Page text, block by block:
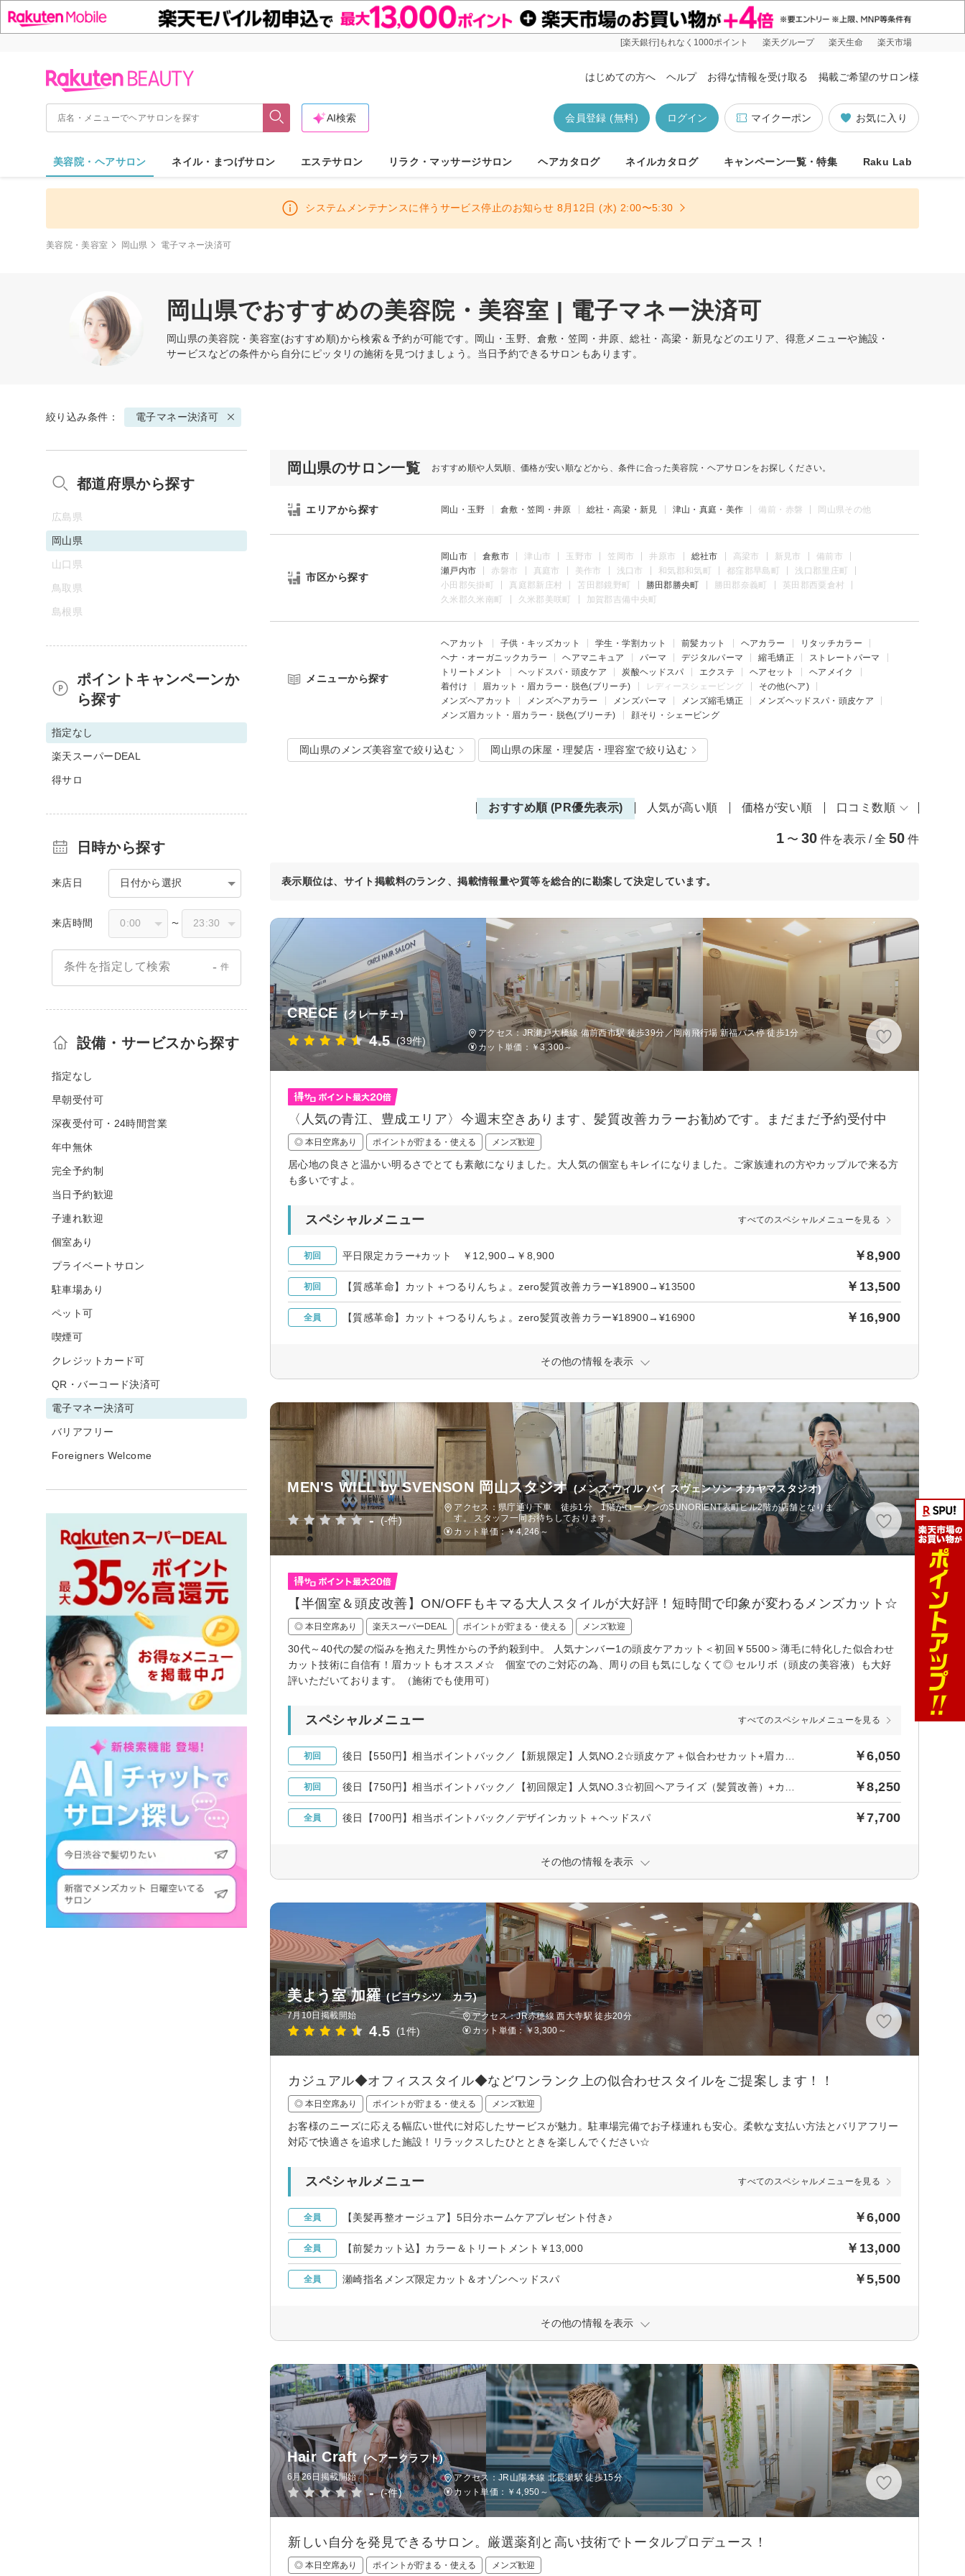
[楽天銀行]もれなく1000ポイント 楽天グループ 楽天生命 楽天市場
はじめての方へ ヘルプ お得な情報を受け取る 掲載ご希望のサロン様
お気に入り
マイクーポン
ログイン
会員登録 (無料)
AI検索
美容院・ヘアサロン ネイル・まつげサロン エステサロン リラク・マッサージサロン ヘアカタログ ネイルカタログ キャンペーン一覧・特集 Raku Lab
システムメンテナンスに伴うサービス停止のお知らせ 8月12日 (水) 2:00〜5:30
美容院・美容室 岡山県 電子マネー決済可
岡山県でおすすめの美容院・美容室 | 電子マネー決済可
岡山県の美容院・美容室(おすすめ順)から検索＆予約が可能です。岡山・玉野、倉敷・笠岡・井原、総社・高梁・新見などのエリア、得意メニューや施設・
サービスなどの条件から自分にピッタリの施術を見つけましょう。当日予約できるサロンもあります。
絞り込み条件： 電子マネー決済可
岡山県のサロン一覧 おすすめ順や人気順、価格が安い順などから、条件に合った美容院・ヘアサロンをお探しください。
エリアから探す 岡山・玉野 倉敷・笠岡・井原 総社・高梁・新見 津山・真庭・美作 備前・赤磐 岡山県その他
市区から探す
岡山市 倉敷市 津山市 玉野市 笠岡市 井原市 総社市 高梁市 新見市
備前市
瀬戸内市
赤磐市 真庭市 美作市 浅口市 和気郡和気町 都窪郡早島町
浅口郡里庄町
小田郡矢掛町
真庭郡新庄村 苫田郡鏡野町 勝田郡勝央町 勝田郡奈義町
英田郡西粟倉村
久米郡久米南町
久米郡美咲町 加賀郡吉備中央町
メニューから探す
ヘアカット 子供・キッズカット 学生・学割カット 前髪カット ヘアカラー
リタッチカラー
ヘナ・オーガニックカラー
ヘアマニキュア パーマ デジタルパーマ 縮毛矯正
ストレートパーマ
トリートメント
ヘッドスパ・頭皮ケア 炭酸ヘッドスパ エクステ ヘアセット
ヘアメイク
着付け
眉カット・眉カラー・脱色(ブリーチ) レディースシェービング
その他(ヘア)
メンズヘアカット
メンズヘアカラー メンズパーマ メンズ縮毛矯正
メンズヘッドスパ・頭皮ケア
メンズ眉カット・眉カラー・脱色(ブリーチ)
顔そり・シェービング
岡山県のメンズ美容室で絞り込む 岡山県の床屋・理髪店・理容室で絞り込む
おすすめ順 (PR優先表示) 人気が高い順 価格が安い順 口コミ数順
1 〜 30 件を表示 / 全 50 件
表示順位は、サイト掲載料のランク、掲載情報量や質等を総合的に勘案して決定しています。
CRECE (クレーチェ)
4.5 (39件)
アクセス：JR瀬戸大橋線 備前西市駅 徒歩39分／岡南飛行場 新福バス停 徒歩1分
カット単価： ￥3,300～
〈人気の青江、豊成エリア〉今週末空きあります、髪質改善カラーお勧めです。まだまだ予約受付中
◎ 本日空席あり ポイントが貯まる・使える メンズ歓迎
居心地の良さと温かい明るさでとても素敵になりました。大人気の個室もキレイになりました。ご家族連れの方やカップルで来る方
も多いですよ。
スペシャルメニュー すべてのスペシャルメニューを見る
初回 平日限定カラー+カット ￥12,900→￥8,900 ￥8,900
初回 【質感革命】カット＋つるりんちょ。zero髪質改善カラー¥18900→¥13500 ￥13,500
全員 【質感革命】カット＋つるりんちょ。zero髪質改善カラー¥18900→¥16900 ￥16,900
その他の情報を表示
MEN'S WILL by SVENSON 岡山スタジオ (メンズ ウィル バイ スヴェンソン オカヤマスタジオ)
- (-件)
アクセス：県庁通り下車 徒歩1分 1階がローソンのSUNORIENT表町ビル2階が店舗となりま
す。 スタッフ一同お待ちしております。
カット単価：￥4,246～
【半個室＆頭皮改善】ON/OFFもキマる大人スタイルが大好評！短時間で印象が変わるメンズカット☆
◎ 本日空席あり 楽天スーパーDEAL ポイントが貯まる・使える メンズ歓迎
30代～40代の髪の悩みを抱えた男性からの予約殺到中。 人気ナンバー1の頭皮ケアカット＜初回￥5500＞薄毛に特化した似合わせ
カット技術に自信有！眉カットもオススメ☆ 個室でのご対応の為、周りの目も気にしなくて◎ セルリボ（頭皮の美容液）も大好
評いただいております。（施術でも使用可）
スペシャルメニュー すべてのスペシャルメニューを見る
初回 ￥6,050
初回 ￥8,250
全員 後日【700円】相当ポイントバック／デザインカット＋ヘッドスパ ￥7,700
その他の情報を表示
美よう室 加羅 (ビヨウシツ カラ)
7月10日掲載開始
4.5 (1件)
アクセス：JR赤穂線 西大寺駅 徒歩20分
カット単価： ￥3,300～
カジュアル◆オフィススタイル◆などワンランク上の似合わせスタイルをご提案します！！
◎ 本日空席あり ポイントが貯まる・使える メンズ歓迎
お客様のニーズに応える幅広い世代に対応したサービスが魅力。駐車場完備でお子様連れも安心。柔軟な支払い方法とバリアフリー
対応で快適さを追求した施設！リラックスしたひとときを楽しんでください☆
スペシャルメニュー すべてのスペシャルメニューを見る
全員 【美髪再整オージュア】5日分ホームケアプレゼント付き♪ ￥6,000
全員 【前髪カット込】カラー＆トリートメント￥13,000 ￥13,000
全員 瀬崎指名メンズ限定カット＆オゾンヘッドスパ ￥5,500
その他の情報を表示
Hair Craft (ヘアークラフト)
6月26日掲載開始
- (-件)
アクセス：JR山陽本線 北長瀬駅 徒歩15分
カット単価： ￥4,950～
新しい自分を発見できるサロン。厳選薬剤と高い技術でトータルプロデュース！
◎ 本日空席あり ポイントが貯まる・使える メンズ歓迎
都道府県から探す
広島県
岡山県
山口県
鳥取県
島根県
ポイントキャンペーンか
ら探す
指定なし
楽天スーパーDEAL
得サロ
日時から探す
来店日 日付から選択
来店時間 〜
条件を指定して検索 - 件
設備・サービスから探す
指定なし
早朝受付可
深夜受付可・24時間営業
年中無休
完全予約制
当日予約歓迎
子連れ歓迎
個室あり
プライベートサロン
駐車場あり
ペット可
喫煙可
クレジットカード可
QR・バーコード決済可
電子マネー決済可
バリアフリー
Foreigners Welcome